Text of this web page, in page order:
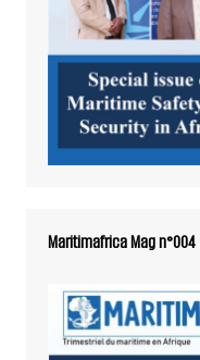
Maritimafrica Mag n°004